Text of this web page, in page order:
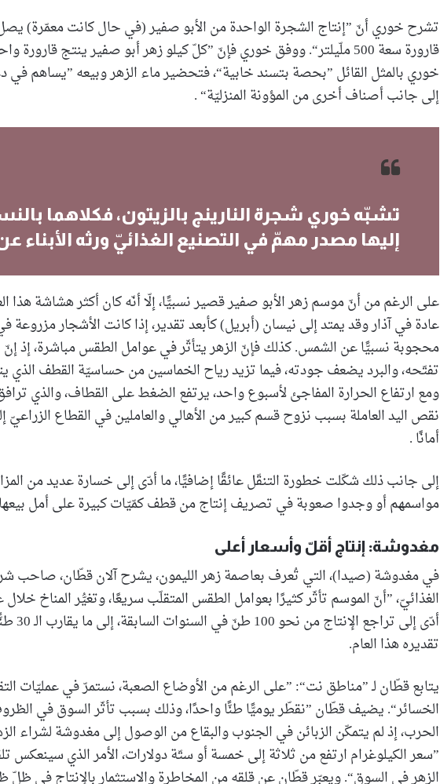
تشرح خوري أنّ ”إنتاج الشجرة الواحدة من الأبو صفير (في حال كانت معمّرة)
قارورة سعة 500 ملّيلتر“. ووفق خوري فإنّ ”كلّ كيلو زهر أبو صفير ينتج
خوري بالمثل القائل ”بحصة بتسند خابية“، فتحضير ماء الزهر وبيعه ”يساهم في
إلى جانب أصناف أخرى من المؤونة المنزليّة“ .
تشبّه خوري شجرة النارينج بالزيتون، فكلاهما
إليها مصدر مهمّ في التصنيع الغذائيّ ورثه الأبناء
على الرغم من أنّ موسم زهر الأبو صفير قصير نسبيًّا، إلّا أنّه كان أكثر هشاشة هذا
عادة في آذار وقد يمتد إلى نيسان (أبريل) كأبعد تقدير، إذا كانت الأشجار
محجوبة نسبيًّا عن الشمس. كذلك فإنّ الزهر يتأثّر في عوامل الطقس مباشرة، إذ
تفتّحه، والبرد يضعف جودته، فيما تزيد رياح الخماسين من حساسيّة القطف
ومع ارتفاع الحرارة المفاجئ لأسبوع واحد، يرتفع الضغط على القطاف، والذي
نقص اليد العاملة بسبب نزوح قسم كبير من الأهالي والعاملين في القطاع الزراعيّ
أمانًا .
إلى جانب ذلك شكّلت خطورة التنقّل عائقًا إضافيًّا، ما أدّى إلى خسارة عديد من
مواسمهم أو وجدوا صعوبة في تصريف إنتاج من قطف كمّيّات كبيرة على أمل
مغدوشة: إنتاج أقلّ وأسعار أعلى
في مغدوشة (صيدا)، التي تُعرف بعاصمة زهر الليمون، يشرح آلان قطّان، صاحب
الغذائيّ، ”أنّ الموسم تأثّر كثيرًا بعوامل الطقس المتقلّب سريعًا، وتغيُّر المناخ خلال
أدّى إلى
تقديره هذا العام.
يتابع قطّان لـ ”مناطق نت“: ”على الرغم من الأوضاع الصعبة، نستمرّ في عمليّات
الخسائر“. يضيف قطّان ”نقطّر يوميًّا طنًّا واحدًا، وذلك بسبب تأثّر السوق في
الحرب، إذ لم يتمكّن الزبائن في الجنوب والبقاع من الوصول إلى مغدوشة لشراء
”سعر الكيلوغرام ارتفع من ثلاثة إلى خمسة أو ستّة دولارات، الأمر الذي سينعكس
الزهر في السوق“. ويعبّر قطّان عن قلقه من المخاطرة والاستثمار بالإنتاج في